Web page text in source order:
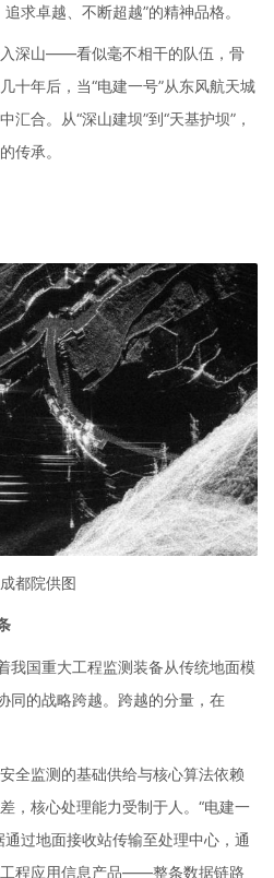
求卓越、不断超越”的精神品格。
深山——看似毫不相干的队伍，骨
十年后，当“电建一号”从东风航天城
合。从“深山建坝”到“天基护坝”，
传承。
都院供图
我国重大工程监测装备从传统地面模
同的战略跨越。跨越的分量，在
全监测的基础供给与核心算法依赖
，核心处理能力受制于人。“电建一
过地面接收站传输至处理中心，通
程应用信息产品——整条数据链路